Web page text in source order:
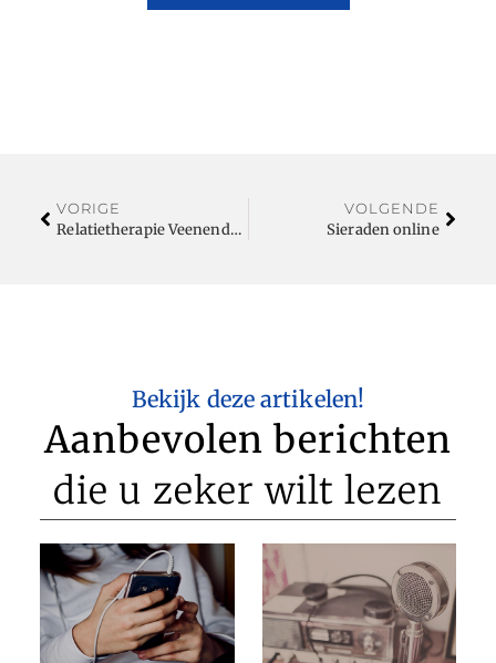
VORIGE
Relatietherapie Veenendaal
VOLGENDE
Sieraden online
Bekijk deze artikelen!
Aanbevolen berichten
die u zeker wilt lezen